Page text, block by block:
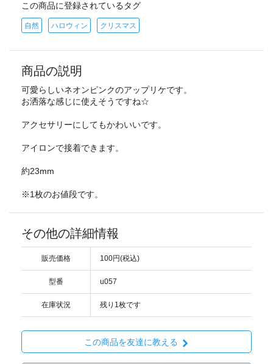
この商品に登録されているタグ
自然 ハロウィン クリスマス
商品の説明
可愛らしいネオンピンクのアップリケです。
お洒落な感じに使えそうですね☆
アクセサリーにしてもかわいいです。
アイロンで接着できます。
約23mm
※1枚のお値段です。
その他の詳細情報
販売価格 100円(税込)
型番 u057
在庫状況 残り1枚です
この商品を友達に教える